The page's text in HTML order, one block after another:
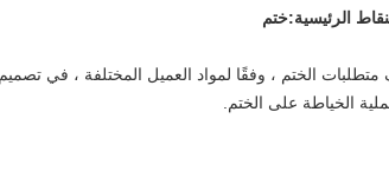
الرئيسية:ختم
الختم ، وفقًا لمواد العميل المختلفة ، في
الخياطة على الختم.